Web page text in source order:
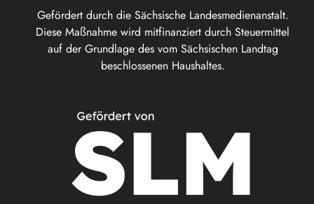
Gefördert durch die Sächsische Landesmedienanstalt.
Diese Maßnahme wird mitfinanziert durch Steuermittel
auf der Grundlage des vom Sächsischen Landtag
beschlossenen Haushaltes.